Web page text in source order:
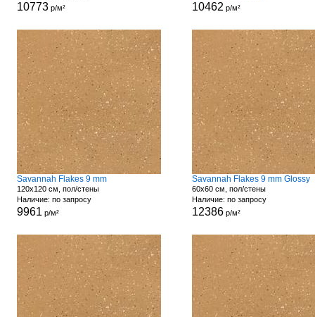
10773р/м² 10462 р/м²
Savannah Flakes 9 mm
120x120 см, пол/стены
Наличие: по запросу
9961 р/м²
Savannah Flakes 9 mm Glossy
60x60 см, пол/стены
Наличие: по запросу
12386р/м²